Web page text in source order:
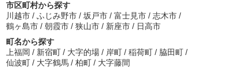
市区町村から探す
川越市 / ふじみ野市 / 坂戸市 / 富士見市 / 志木市 /
鶴ヶ島市 / 朝霞市 / 狭山市 / 新座市 / 日高市
町名から探す
上福岡 / 新宿町 / 大字的場 / 岸町 / 稲荷町 / 脇田町 /
仙波町 / 大字鶴馬 / 柏町 / 大字藤間